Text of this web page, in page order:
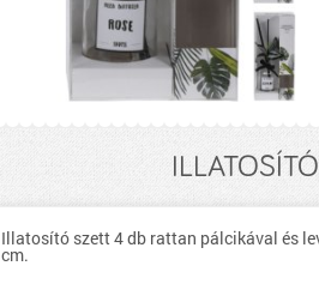
Illatosító szett 4 db rattan pálcikával és
cm.